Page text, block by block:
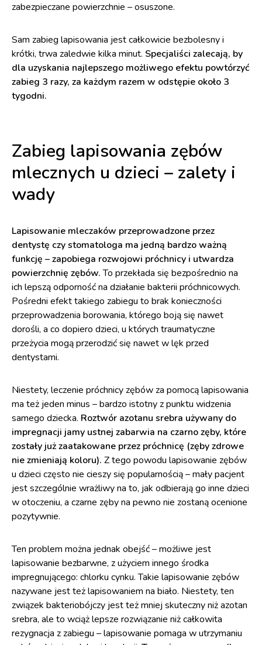
zabezpieczane powierzchnie – osuszone.
Sam zabieg lapisowania jest całkowicie bezbolesny i
krótki, trwa zaledwie kilka minut. Specjaliści zalecają, by
dla uzyskania najlepszego możliwego efektu powtórzyć
zabieg 3 razy, za każdym razem w odstępie około 3
tygodni.
Zabieg lapisowania zębów
mlecznych u dzieci – zalety i
wady
Lapisowanie mleczaków przeprowadzone przez
dentystę czy stomatologa ma jedną bardzo ważną
funkcję – zapobiega rozwojowi próchnicy i utwardza
powierzchnię zębów.To przekłada się bezpośrednio na
ich lepszą odporność na działanie bakterii próchnicowych.
Pośredni efekt takiego zabiegu to brak konieczności
przeprowadzenia borowania, którego boją się nawet
dorośli, a co dopiero dzieci, u których traumatyczne
przeżycia mogą przerodzić się nawet w lęk przed
dentystami.
Niestety, leczenie próchnicy zębów za pomocą lapisowania
ma też jeden minus – bardzo istotny z punktu widzenia
samego dziecka. Roztwór azotanu srebra używany do
impregnacji jamy ustnej zabarwia na czarno zęby, które
zostały już zaatakowane przez próchnicę (zęby zdrowe
nie zmieniają koloru). Z tego powodu lapisowanie zębów
u dzieci często nie cieszy się popularnością – mały pacjent
jest szczególnie wrażliwy na to, jak odbierają go inne dzieci
w otoczeniu, a czarne zęby na pewno nie zostaną ocenione
pozytywnie.
Ten problem można jednak obejść – możliwe jest
lapisowanie bezbarwne, z użyciem innego środka
impregnującego: chlorku cynku. Takie lapisowanie zębów
nazywane jest też lapisowaniem na biało. Niestety, ten
związek bakteriobójczy jest też mniej skuteczny niż azotan
srebra, ale to wciąż lepsze rozwiązanie niż całkowita
rezygnacja z zabiegu – lapisowanie pomaga w utrzymaniu